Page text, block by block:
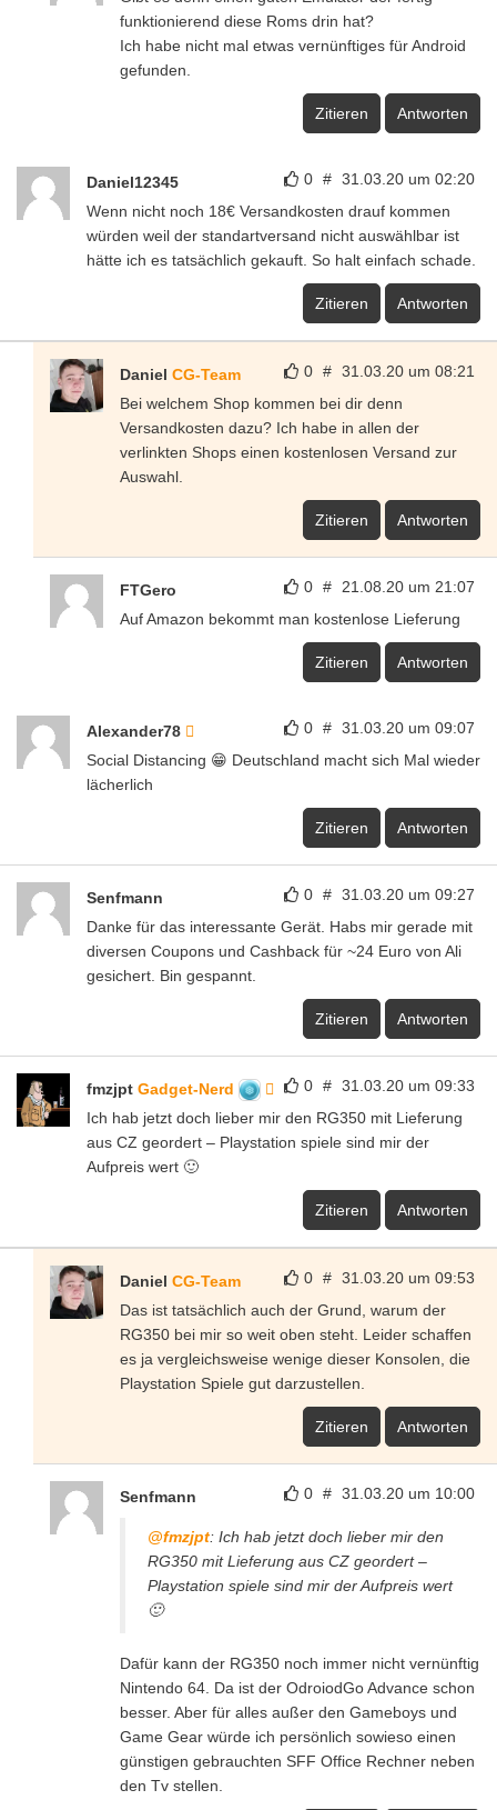
funktionierend diese Roms drin hat?
Ich habe nicht mal etwas vernünftiges für Android
gefunden.
Zitieren Antworten
0 # 31.03.20 um 02:20
Daniel12345
Wenn nicht noch 18€ Versandkosten drauf kommen
würden weil der standartversand nicht auswählbar ist
hätte ich es tatsächlich gekauft. So halt einfach schade.
Zitieren Antworten
0 # 31.03.20 um 08:21
Daniel CG-Team
Bei welchem Shop kommen bei dir denn
Versandkosten dazu? Ich habe in allen der
verlinkten Shops einen kostenlosen Versand zur
Auswahl.
Zitieren Antworten
0 # 21.08.20 um 21:07
FTGero
Auf Amazon bekommt man kostenlose Lieferung
Zitieren Antworten
0 # 31.03.20 um 09:07
Alexander78
Social Distancing 😁 Deutschland macht sich Mal wieder
lächerlich
Zitieren Antworten
0 # 31.03.20 um 09:27
Senfmann
Danke für das interessante Gerät. Habs mir gerade mit
diversen Coupons und Cashback für ~24 Euro von Ali
gesichert. Bin gespannt.
Zitieren Antworten
0 # 31.03.20 um 09:33
fmzjpt Gadget-Nerd
Ich hab jetzt doch lieber mir den RG350 mit Lieferung
aus CZ geordert – Playstation spiele sind mir der
Aufpreis wert 🙂
Zitieren Antworten
0 # 31.03.20 um 09:53
Daniel CG-Team
Das ist tatsächlich auch der Grund, warum der
RG350 bei mir so weit oben steht. Leider schaffen
es ja vergleichsweise wenige dieser Konsolen, die
Playstation Spiele gut darzustellen.
Zitieren Antworten
0 # 31.03.20 um 10:00
Senfmann
@fmzjpt: Ich hab jetzt doch lieber mir den
RG350 mit Lieferung aus CZ geordert –
Playstation spiele sind mir der Aufpreis wert
🙂
Dafür kann der RG350 noch immer nicht vernünftig
Nintendo 64. Da ist der OdroiodGo Advance schon
besser. Aber für alles außer den Gameboys und
Game Gear würde ich persönlich sowieso einen
günstigen gebrauchten SFF Office Rechner neben
den Tv stellen.